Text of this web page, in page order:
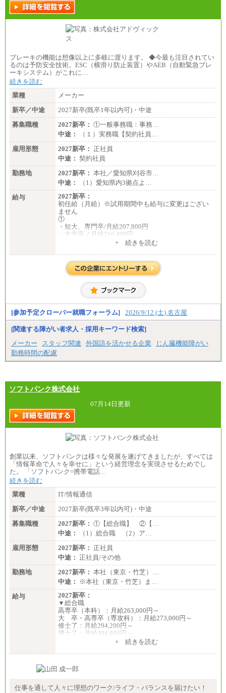
ブレーキの機能は想像以上に多岐に渡ります。 ◆今最も注目されてい
るのは予防安全技術。ESC（横滑り防止装置）やAEB（自動緊急ブレ
ーキシステム）がこれに…
続きを読む
業種
メーカー
新卒／中途
2027新卒(既卒1年以内可)・中途
募集職種
2027新卒： ①一般事務職：事務…
中途：
（１）実務職【契約社員…
雇用形態
2027新卒： 正社員
中途： 契約社員
勤務地
2027新卒： 本社／愛知県刈谷市…
中途：
（1）愛知県内3拠点よ…
給与
2027新卒：
初任給（月給）※試用期間中も給与に変更はござい
ません
①
・短大、専門卒/月給207,800円
・大学卒／月給216,400円
※大学院修了は大学卒の金額を最低額とし、経験・
す。
②③
・大学卒／月給282,000円
※技術系応募における、博士課程修了は大学卒(また
は修士了)の金額を最低額とし、経験・能力を考慮の
うえ当社規程に基づき決定いたします。
中途：
（1）月給 246,660円
（2）時間給 1,500円/月給モデル\337,000～
+ 続きを読む
[参加予定クローバー就職フォーラム] 2026/9/12 (土) 名古屋
[関連する障がい者求人・採用キーワード検索]
メーカー
スタッフ関連 外国語を活かせる企業
じん臓機能障がい
勤務時間の配慮
ソフトバンク株式会社
07月14日更新
創業以来、ソフトバンクは様々な発展を遂げてきましたが、すべては
「情報革命で人々を幸せに」という経営理念を実現させるためでし
た。 「ソフトバンク=携帯電話…
続きを読む
業種
IT/情報通信
新卒／中途
2027新卒(既卒3年以内可)・中途
募集職種
2027新卒： ①【総合職】 ②【…
中途：
（1）総合職 （2）ア…
雇用形態
2027新卒： 正社員
中途： 正社員/その他
勤務地
2027新卒： 本社（東京・竹芝）…
中途：
※本社（東京・竹芝）ま…
給与
2027新卒：
▼総合職
高専卒（本科）：月給263,000円～
大 卒・高専卒（専攻科）：月給273,000円～
修士了：月給294,200円～
博士了：月給304,800円～
で、それらを入社後の実業務において発揮できると
することがあります
▼アソシエイト職
+ 続きを読む
仕事を通して人々に理想のワーク/ライフ・バランスを届けたい！